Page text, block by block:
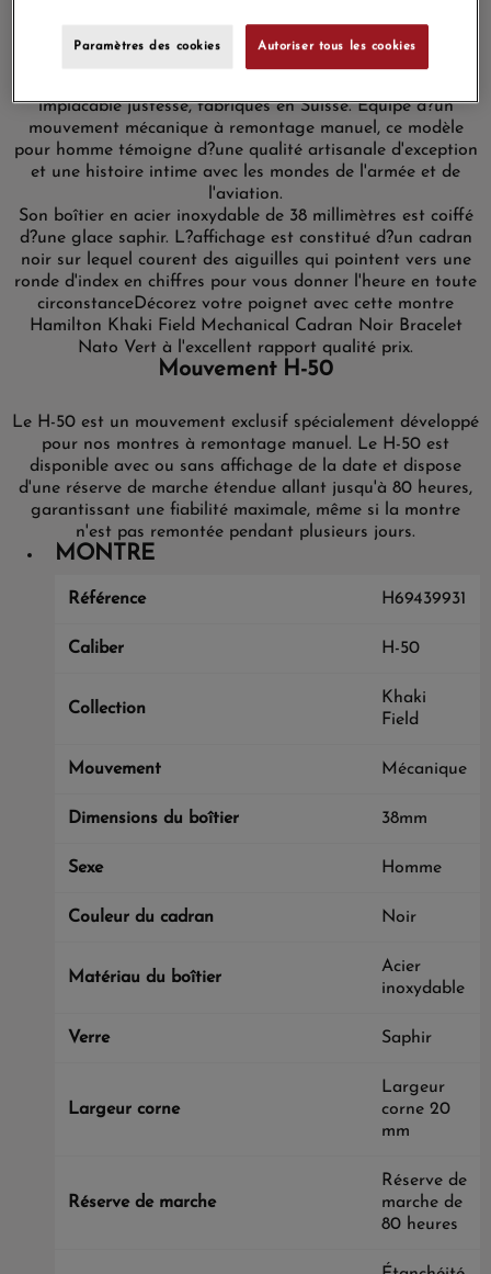
Mechanical, mêle précision suisse et esprit américain. La
implacable justesse, fabriqués en Suisse. Equipé d?un
mouvement mécanique à remontage manuel, ce modèle
pour homme témoigne d?une qualité artisanale d'exception
et une histoire intime avec les mondes de l'armée et de
l'aviation.
Son boîtier en acier inoxydable de 38 millimètres est coiffé
d?une glace saphir. L?affichage est constitué d?un cadran
noir sur lequel courent des aiguilles qui pointent vers une
ronde d'index en chiffres pour vous donner l'heure en toute
circonstanceDécorez votre poignet avec cette montre
Hamilton Khaki Field Mechanical Cadran Noir Bracelet
Nato Vert à l'excellent rapport qualité prix.
Mouvement H-50
Le H-50 est un mouvement exclusif spécialement développé
pour nos montres à remontage manuel. Le H-50 est
disponible avec ou sans affichage de la date et dispose
d'une réserve de marche étendue allant jusqu'à 80 heures,
garantissant une fiabilité maximale, même si la montre
n'est pas remontée pendant plusieurs jours.
MONTRE
Référence H69439931
Caliber H-50
Collection
Khaki
Field
Mouvement Mécanique
Dimensions du boîtier 38mm
Sexe Homme
Couleur du cadran Noir
Matériau du boîtier
Acier
inoxydable
Verre Saphir
Largeur corne
Largeur
corne 20
mm
Réserve de marche
Réserve de
marche de
80 heures
Paramètres des cookies Autoriser tous les cookies